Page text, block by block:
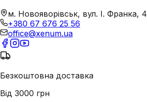
м. Новояворівськ, вул. І. Франка, 4
+380 67 676 25 56
office@xenum.ua
Безкоштовна доставка
Від 3000 грн